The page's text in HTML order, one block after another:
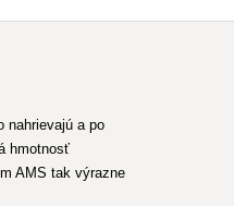
nahrievajú a po
hmotnosť
AMS tak výrazne